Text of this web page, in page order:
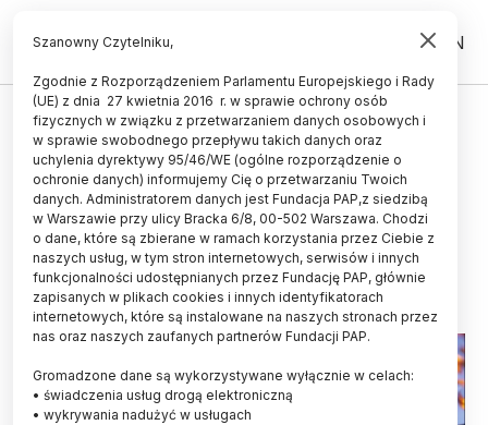
PL EN
TECHNOLOGIA
Certyfikowane laboratorium
niszczenia danych w łódzkim
Technoparku
22.10.2014
aktualizacja: 22.10.2014
2 minuty czytania
Szanowny Czytelniku,
Zgodnie z Rozporządzeniem Parlamentu Europejskiego i Rady
(UE) z dnia 27 kwietnia 2016 r. w sprawie ochrony osób
fizycznych w związku z przetwarzaniem danych osobowych i
w sprawie swobodnego przepływu takich danych oraz
uchylenia dyrektywy 95/46/WE (ogólne rozporządzenie o
ochronie danych) informujemy Cię o przetwarzaniu Twoich
danych. Administratorem danych jest Fundacja PAP,z siedzibą
w Warszawie przy ulicy Bracka 6/8, 00-502 Warszawa. Chodzi
o dane, które są zbierane w ramach korzystania przez Ciebie z
naszych usług, w tym stron internetowych, serwisów i innych
funkcjonalności udostępnianych przez Fundację PAP, głównie
zapisanych w plikach cookies i innych identyfikatorach
internetowych, które są instalowane na naszych stronach przez
nas oraz naszych zaufanych partnerów Fundacji PAP.
Gromadzone dane są wykorzystywane wyłącznie w celach:
• świadczenia usług drogą elektroniczną
• wykrywania nadużyć w usługach